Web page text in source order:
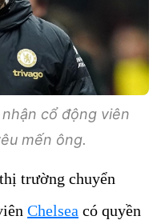
cổ động viên
mến ông.
trường chuyển
Chelsea có quyền